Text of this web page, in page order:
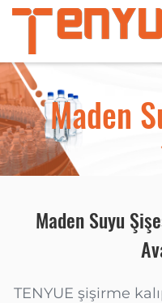
Maden
Maden Suyu
TENYUE şişirme